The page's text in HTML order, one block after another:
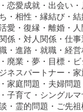
恋愛成就・出会い
・相性・縁結び・結
愛・復縁・離婚・
係・対人関係・仕事
・進路・就職・経
廃業・夢・目標・ビ
ネスパートナー・
家庭問題・夫婦問
子育て・シングル
・霊的問題・ご先